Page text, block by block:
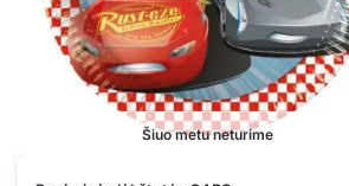
Šiuo metu neturime